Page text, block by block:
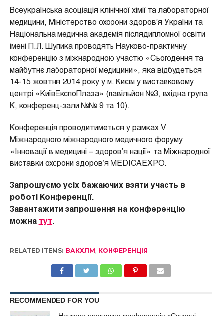
Всеукраїнська асоціація клінічної хімії та лабораторної
медицини, Міністерство охорони здоров’я України та
Національна медична академія післядипломної освіти
імені П.Л. Шупика проводять Науково-практичну
конференцію з міжнародною участю «Сьогодення та
майбутнє лабораторної медицини», яка відбудеться
14-15 жовтня 2014 року у м. Києві у виставковому
центрі «КиївЕкспоПлаза» (павільйон №3, вхідна група
К, конференц-зали №№ 9 та 10).
Конференція проводитиметься у рамках V
Міжнародного міжнародного медичного форуму
«Інновації в медицині – здоров’я нації» та Міжнародної
виставки охорони здоров’я MEDICAEXPO.
Запрошуємо усіх бажаючих взяти участь в
роботі Конференції.
Завантажити запрошення на конференцію
можна тут.
RELATED ITEMS: ВАКХЛМ КОНФЕРЕНЦІЯ
RECOMMENDED FOR YOU